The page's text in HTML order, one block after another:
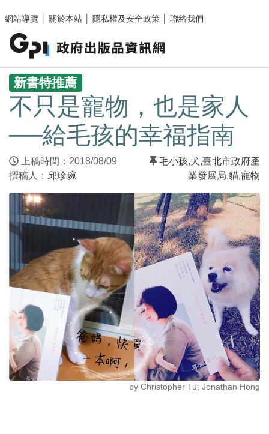
網站導覽
關於本站 隱私權及安全政策 聯絡我們
:::
新書特推薦
不只是寵物，也是家人
──給毛孩的幸福指南
上稿時間：2018/08/09
撰稿人： 邱珍琬
毛小孩,犬,臺北市政府產
業發展局,貓,寵物
by Christopher Tu; Jonathan Hong